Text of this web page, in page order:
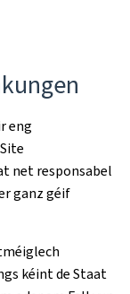
eng
net responsabel
ganz géif
kéint de Staat